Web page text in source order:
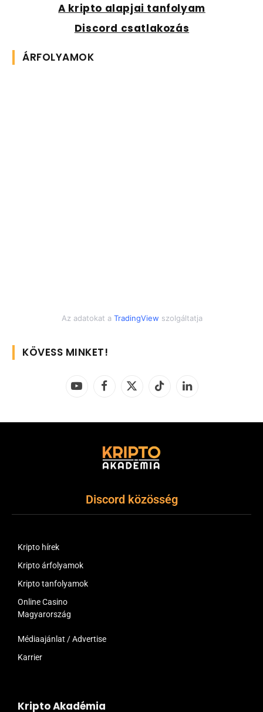
A kripto alapjai tanfolyam
Discord csatlakozás
ÁRFOLYAMOK
Az adatokat a TradingView szolgáltatja
KÖVESS MINKET!
YouTubeFacebook
X
TikTok LinkedIn
Discord közösség
Kripto hírek
Kripto árfolyamok
Kripto tanfolyamok
Online Casino
Magyarország
Médiaajánlat / Advertise
Karrier
Kripto Akadémia